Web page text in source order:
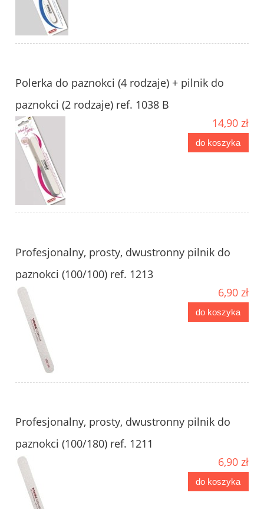
Polerka do paznokci (4 rodzaje) + pilnik do
paznokci (2 rodzaje) ref. 1038 B
14,90 zł
do koszyka
Profesjonalny, prosty, dwustronny pilnik do
paznokci (100/100) ref. 1213
6,90 zł
do koszyka
Profesjonalny, prosty, dwustronny pilnik do
paznokci (100/180) ref. 1211
6,90 zł
do koszyka